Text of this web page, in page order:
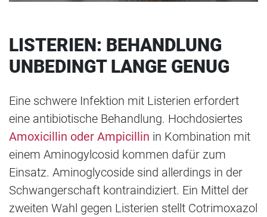
LISTERIEN: BEHANDLUNG
UNBEDINGT LANGE GENUG
Eine schwere Infektion mit Listerien erfordert
eine antibiotische Behandlung. Hochdosiertes
Amoxicillin oder Ampicillin in Kombination mit
einem Aminogylcosid kommen dafür zum
Einsatz. Aminoglycoside sind allerdings in der
Schwangerschaft kontraindiziert. Ein Mittel der
zweiten Wahl gegen Listerien stellt Cotrimoxazol